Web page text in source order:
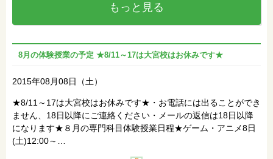
もっと見る
8月の体験授業の予定 ★8/11～17は大宮校はお休みです★
2015年08月08日（土）
★8/11～17は大宮校はお休みです★・お電話には出ることができ
ません、18日以降にご連絡ください・メールの返信は18日以降
になります★８月の専門科目体験授業日程★ゲーム・アニメ8日
(土)12:00～…